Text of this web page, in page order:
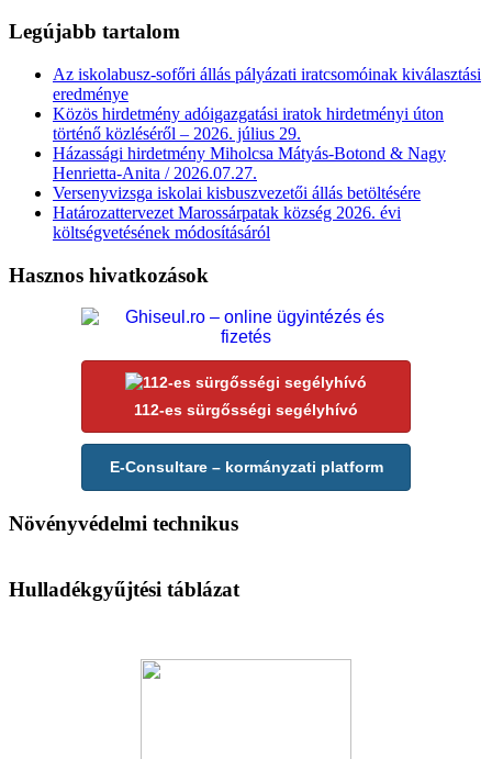
Legújabb tartalom
Az iskolabusz-sofőri állás pályázati iratcsomóinak kiválasztási
eredménye
Közös hirdetmény adóigazgatási iratok hirdetményi úton
történő közléséről – 2026. július 29.
Házassági hirdetmény Miholcsa Mátyás-Botond & Nagy
Henrietta-Anita / 2026.07.27.
Versenyvizsga iskolai kisbuszvezetői állás betöltésére
Határozattervezet Marossárpatak község 2026. évi
költségvetésének módosításáról
Hasznos hivatkozások
112-es sürgősségi segélyhívó
E-Consultare – kormányzati platform
Növényvédelmi technikus
Hulladékgyűjtési táblázat